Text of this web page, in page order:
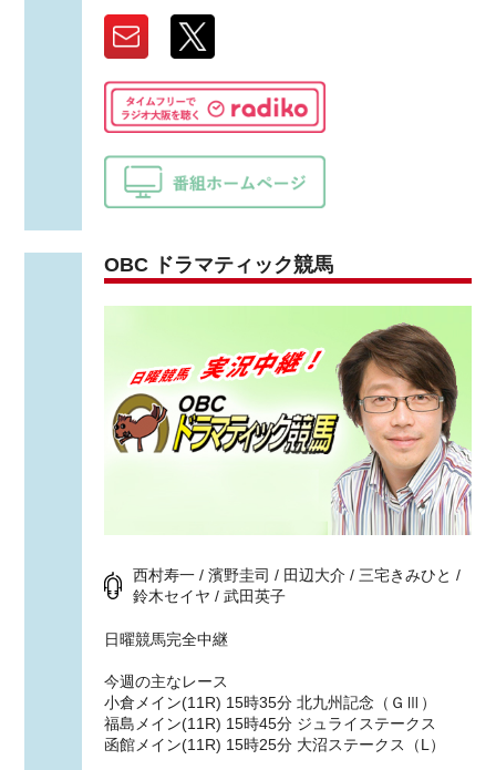
OBC ドラマティック競馬
西村寿一 / 濱野圭司 / 田辺大介 / 三宅きみひと /
鈴木セイヤ / 武田英子
日曜競馬完全中継
今週の主なレース
小倉メイン(11R) 15時35分 北九州記念（ＧⅢ）
福島メイン(11R) 15時45分 ジュライステークス
函館メイン(11R) 15時25分 大沼ステークス（L）